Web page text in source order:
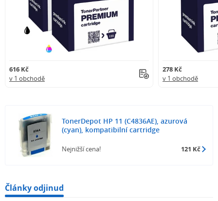
616 Kč
v 1 obchodě
278 Kč
v 1 obchodě
TonerDepot HP 11 (C4836AE), azurová
(cyan), kompatibilní cartridge
Nejnižší cena! 121 Kč
Články odjinud